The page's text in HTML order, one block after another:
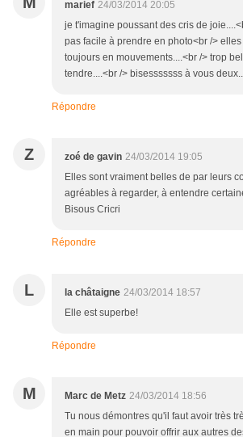
marief 24/03/2014 20:05
je t'imagine poussant des cris de
pas facile à prendre en photo<br />
toujours en mouvements....<br /> trop
tendre....<br /> bisesssssss à vous
Répondre
Z zoé de gavin 24/03/2014 19:05
Elles sont vraiment belles de par leurs
agréables à regarder, à entendre
Bisous Cricri
Répondre
L la châtaigne 24/03/2014 18:57
Elle est superbe!
Répondre
M Marc de Metz 24/03/2014 18:56
Tu nous démontres qu'il faut avoir très
en main pour pouvoir offrir aux autres